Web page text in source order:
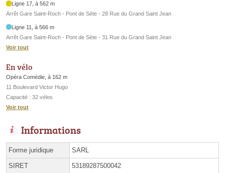
Ligne 17, à 562 m
Arrêt Gare Saint-Roch - Pont de Sète - 28 Rue du Grand Saint Jean
Ligne 11, à 566 m
Arrêt Gare Saint-Roch - Pont de Sète - 31 Rue du Grand Saint Jean
Voir tout
En vélo
Opéra Comédie, à 162 m
11 Boulevard Victor Hugo
Capacité : 32 vélos
Voir tout
Informations
Forme juridique SARL
SIRET 53189287500042